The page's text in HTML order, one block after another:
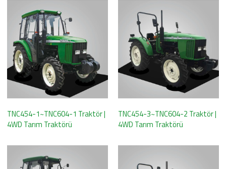
TNC454-1~TNC604-1 Traktör |
4WD Tarım Traktörü
TNC454-3~TNC604-2 Traktör |
4WD Tarım Traktörü